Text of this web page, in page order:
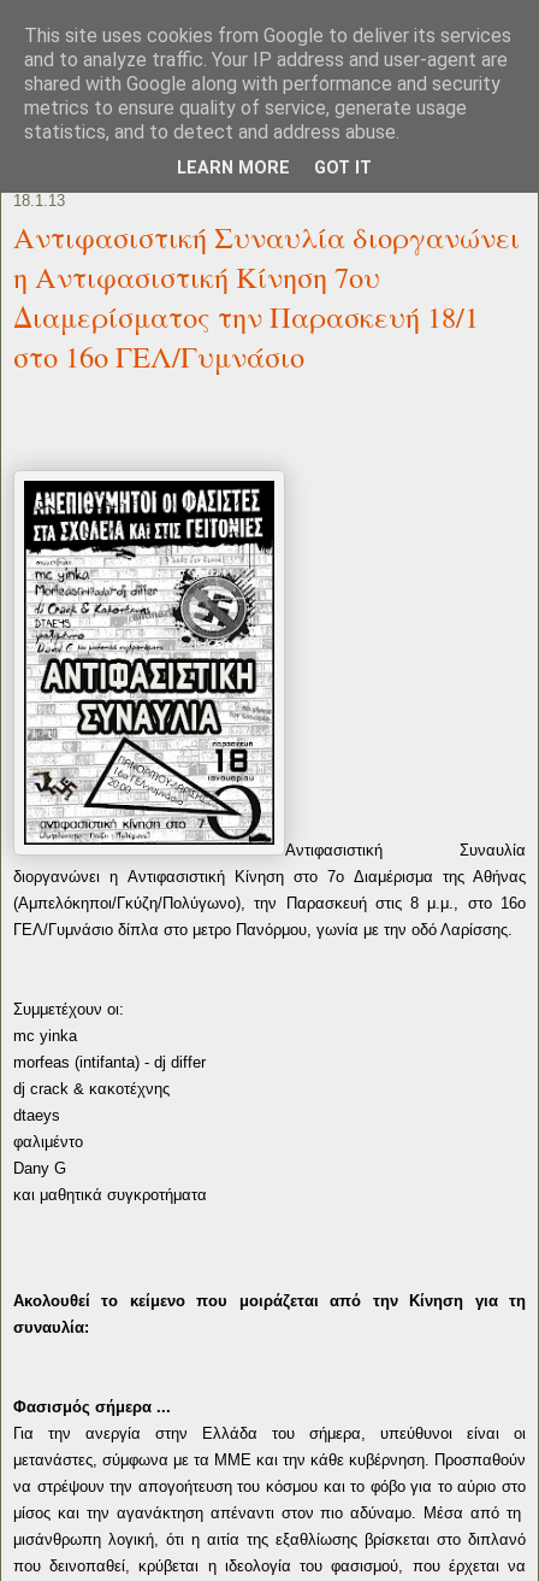
18.1.13
Αντιφασιστική Συναυλία διοργανώνει
η Αντιφασιστική Κίνηση 7ου
Διαμερίσματος την Παρασκευή 18/1
στο 16ο ΓΕΛ/Γυμνάσιο
Αντιφασιστική Συναυλία
διοργανώνει η Αντιφασιστική Κίνηση στο 7ο Διαμέρισμα της Αθήνας
(Αμπελόκηποι/Γκύζη/Πολύγωνο), την Παρασκευή στις 8 μ.μ., στο 16ο
ΓΕΛ/Γυμνάσιο δίπλα στο μετρο Πανόρμου, γωνία με την οδό Λαρίσσης.
Συμμετέχουν οι:
mc yinka
morfeas (intifanta) - dj differ
dj crack & κακοτέχνης
dtaeys
φαλιμέντο
Dany G
και μαθητικά συγκροτήματα
Ακολουθεί το κείμενο που μοιράζεται από την Κίνηση για τη
συναυλία:
Φασισμός σήμερα ...
Για την ανεργία στην Ελλάδα του σήμερα, υπεύθυνοι είναι οι
μετανάστες, σύμφωνα με τα ΜΜΕ και την κάθε κυβέρνηση. Προσπαθούν
να στρέψουν την απογοήτευση του κόσμου και το φόβο για το αύριο στο
μίσος και την αγανάκτηση απέναντι στον πιο αδύναμο. Μέσα από τη
μισάνθρωπη λογική, ότι η αιτία της εξαθλίωσης βρίσκεται στο διπλανό
που δεινοπαθεί, κρύβεται η ιδεολογία του φασισμού, που έρχεται να
This site uses cookies from Google to deliver its services
and to analyze traffic. Your IP address and user-agent are
shared with Google along with performance and security
metrics to ensure quality of service, generate usage
statistics, and to detect and address abuse.
LEARN MORE GOT IT